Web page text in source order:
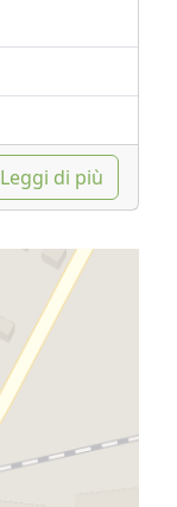
Leggi di più